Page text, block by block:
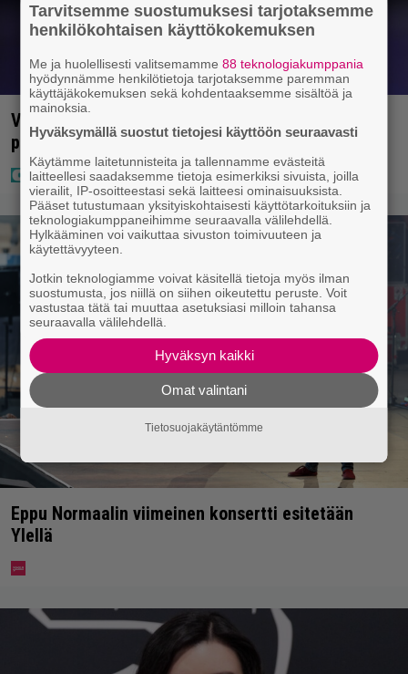
Vappu Pimiä sai huonoa palvelua ravintolassa –
pettyi siellä kahteen asiaan
Eppu Normaalin viimeinen konsertti esitetään
Ylellä
Tarvitsemme suostumuksesi tarjotaksemme
henkilökohtaisen käyttökokemuksen
Me ja huolellisesti valitsemamme88 teknologiakumppania
hyödynnämme henkilötietoja tarjotaksemme paremman
käyttäjäkokemuksen sekä kohdentaaksemme sisältöä ja
mainoksia.
Hyväksymällä suostut tietojesi käyttöön seuraavasti
Käytämme laitetunnisteita ja tallennamme evästeitä
laitteellesi saadaksemme tietoja esimerkiksi sivuista, joilla
vierailit, IP-osoitteestasi sekä laitteesi ominaisuuksista.
Pääset tutustumaan yksityiskohtaisesti käyttötarkoituksiin ja
teknologiakumppaneihimme seuraavalla välilehdellä.
Hylkääminen voi vaikuttaa sivuston toimivuuteen ja
käytettävyyteen.
Jotkin teknologiamme voivat käsitellä tietoja myös ilman
suostumusta, jos niillä on siihen oikeutettu peruste. Voit
vastustaa tätä tai muuttaa asetuksiasi milloin tahansa
seuraavalla välilehdellä.
Hyväksyn kaikki
Omat valintani
Tietosuojakäytäntömme